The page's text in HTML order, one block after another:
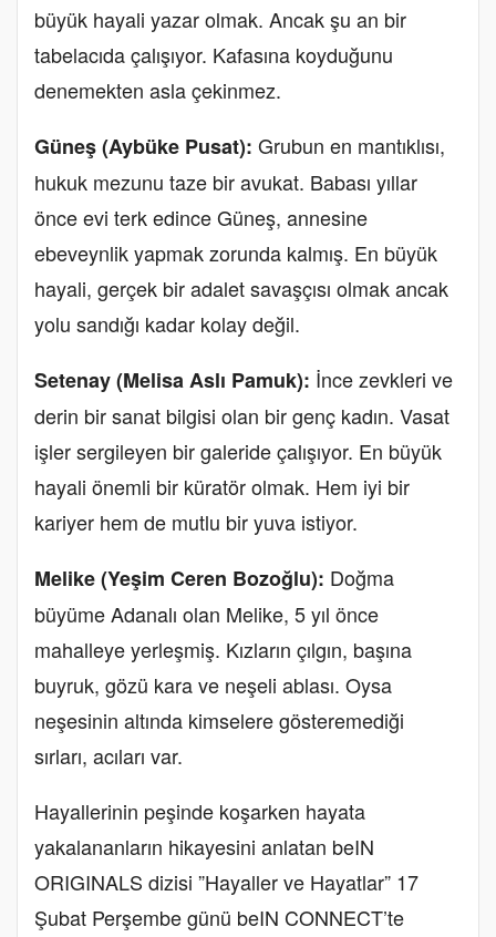
büyük hayali yazar olmak. Ancak şu an bir
tabelacıda çalışıyor. Kafasına koyduğunu
denemekten asla çekinmez.
Güneş (Aybüke Pusat): Grubun en mantıklısı,
hukuk mezunu taze bir avukat. Babası yıllar
önce evi terk edince Güneş, annesine
ebeveynlik yapmak zorunda kalmış. En büyük
hayali, gerçek bir adalet savaşçısı olmak ancak
yolu sandığı kadar kolay değil.
Setenay (Melisa Aslı Pamuk): İnce zevkleri ve
derin bir sanat bilgisi olan bir genç kadın. Vasat
işler sergileyen bir galeride çalışıyor. En büyük
hayali önemli bir küratör olmak. Hem iyi bir
kariyer hem de mutlu bir yuva istiyor.
Melike (Yeşim Ceren Bozoğlu): Doğma
büyüme Adanalı olan Melike, 5 yıl önce
mahalleye yerleşmiş. Kızların çılgın, başına
buyruk, gözü kara ve neşeli ablası. Oysa
neşesinin altında kimselere gösteremediği
sırları, acıları var.
Hayallerinin peşinde koşarken hayata
yakalananların hikayesini anlatan beIN
ORIGINALS dizisi ”Hayaller ve Hayatlar” 17
Şubat Perşembe günü beIN CONNECT’te